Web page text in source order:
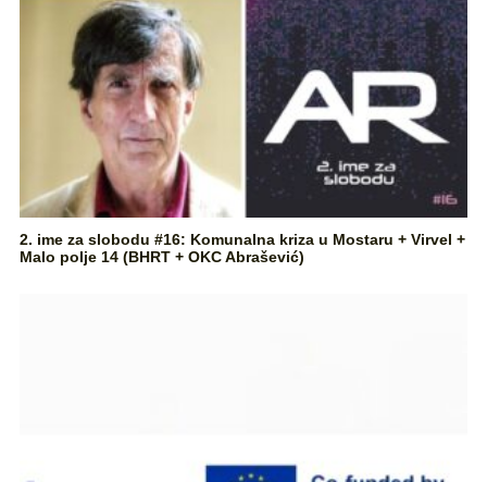
2. ime za slobodu #16: Komunalna kriza u Mostaru + Virvel +
Malo polje 14 (BHRT + OKC Abrašević)